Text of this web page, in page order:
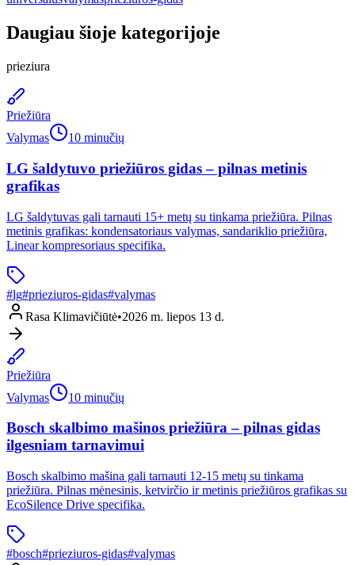
Daugiau šioje kategorijoje
prieziura
Priežiūra
Valymas
10 minučių
LG šaldytuvo priežiūros gidas – pilnas metinis
grafikas
LG šaldytuvas gali tarnauti 15+ metų su tinkama priežiūra. Pilnas
metinis grafikas: kondensatoriaus valymas, sandariklio priežiūra,
Linear kompresoriaus specifika.
#lg#prieziuros-gidas#valymas
Rasa Klimavičiūtė•2026 m. liepos 13 d.
Priežiūra
Valymas
10 minučių
Bosch skalbimo mašinos priežiūra – pilnas gidas
ilgesniam tarnavimui
Bosch skalbimo mašina gali tarnauti 12-15 metų su tinkama
priežiūra. Pilnas mėnesinis, ketvirčio ir metinis priežiūros grafikas su
EcoSilence Drive specifika.
#bosch#prieziuros-gidas#valymas